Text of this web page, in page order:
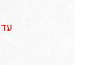
עד 12 תשלומים ללא ריבית